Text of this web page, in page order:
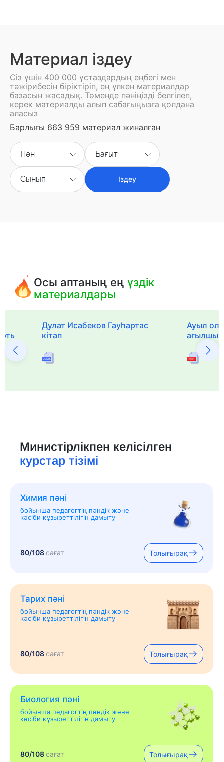
Материал іздеу
Сіз үшін 400 000 ұстаздардың еңбегі мен
тәжірибесін біріктіріп, ең үлкен материалдар
базасын жасадық. Төменде пәніңізді белгілеп,
керек материалды алып сабағыңызға қолдана
аласыз
Барлығы 663 959 материал жиналған
Пән Бағыт
Сынып Іздеу
Осы аптаның еңүздік
материалдары
Дулат Исабеков Гауһартас
кітап
Ауыл
ағылшын
Министірлікпен келісілген
курстар тізімі
Химия пәні
бойынша педагогтің пәндік және
кәсіби құзыреттілігін дамыту
80/108сағат Толығырақ
Тарих пәні
бойынша педагогтің пәндік және
кәсіби құзыреттілігін дамыту
80/108сағат Толығырақ
Биология пәні
бойынша педагогтің пәндік және
кәсіби құзыреттілігін дамыту
80/108сағат Толығырақ